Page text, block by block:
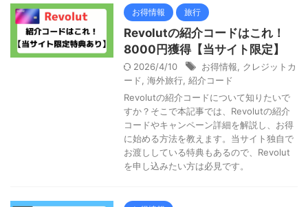
お得情報 旅行
Revolutの紹介コードはこれ！
8000円獲得【当サイト限定】
2026/4/10 お得情報
クレジットカ
ード
海外旅行 紹介コード
Revolutの紹介コードについて知りたいで
すか？そこで本記事では、Revolutの紹介
コードやキャンペーン詳細を解説し、お得
に始める方法を教えます。当サイト独自で
お渡ししている特典もあるので、Revolut
を申し込みたい方は必見です。